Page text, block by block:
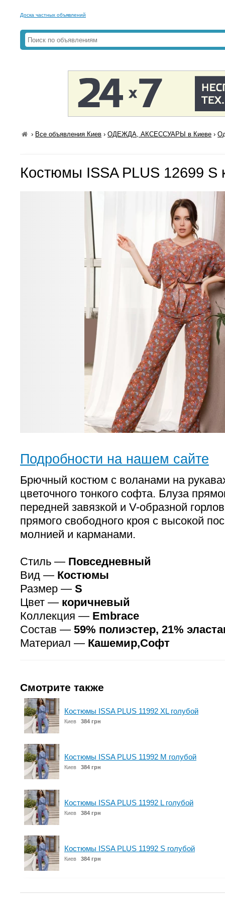
Доска частных объявлений
› Все объявления Киев ›ОДЕЖДА, АКСЕССУАРЫ в Киеве ›
Костюмы ISSA PLUS 12699 S
Подробности на нашем сайте
Брючный костюм с воланами на
цветочного тонкого софта. Блуза
передней завязкой и V-образной
прямого свободного кроя с высокой
молнией и карманами.
Стиль — Повседневный
Вид — Костюмы
Размер — S
Цвет — коричневый
Коллекция — Embrace
Состав — 59% полиэстер, 21%
Материал — Кашемир,Софт
Смотрите также
Костюмы ISSA PLUS 11992 XL голубой
Киев 384 грн
Костюмы ISSA PLUS 11992 M голубой
Киев 384 грн
Костюмы ISSA PLUS 11992 L голубой
Киев 384 грн
Костюмы ISSA PLUS 11992 S голубой
Киев 384 грн